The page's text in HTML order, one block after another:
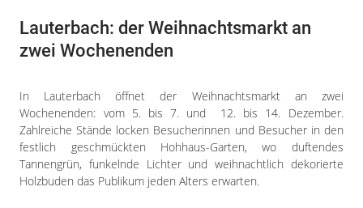
Lauterbach: der Weihnachtsmarkt an
zwei Wochenenden
In Lauterbach öffnet der Weihnachtsmarkt an zwei
Wochenenden: vom 5. bis 7. und 12. bis 14. Dezember.
Zahlreiche Stände locken Besucherinnen und Besucher in den
festlich geschmückten Hohhaus-Garten, wo duftendes
Tannengrün, funkelnde Lichter und weihnachtlich dekorierte
Holzbuden das Publikum jeden Alters erwarten.